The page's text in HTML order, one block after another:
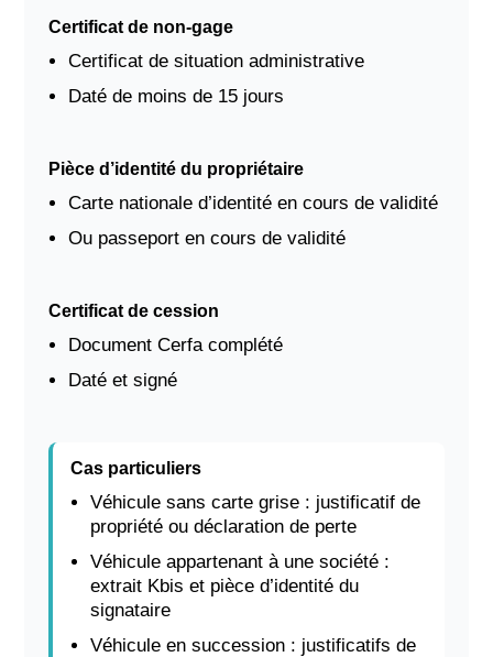
Certificat de non-gage
Certificat de situation administrative
Daté de moins de 15 jours
Pièce d’identité du propriétaire
Carte nationale d’identité en cours de validité
Ou passeport en cours de validité
Certificat de cession
Document Cerfa complété
Daté et signé
Cas particuliers
Véhicule sans carte grise : justificatif de
propriété ou déclaration de perte
Véhicule appartenant à une société :
extrait Kbis et pièce d’identité du
signataire
Véhicule en succession : justificatifs de